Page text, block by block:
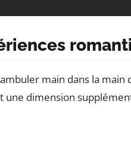
main dans la
une dimension